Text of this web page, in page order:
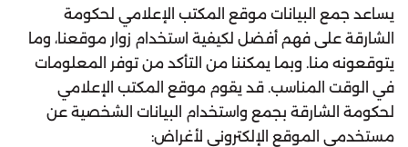
يساعد جمع البيانات موقع المكتب الإعلامي لحكومة
الشارقة على فهم أفضل لكيفية استخدام زوار موقعنا، وما
يتوقعونه منا. وبما يمكننا من التأكد من توفر المعلومات
في الوقت المناسب. قد يقوم موقع المكتب الإعلامي
لحكومة الشارقة بجمع واستخدام البيانات الشخصية عن
مستخدمي الموقع الإلكتروني لأغراض: